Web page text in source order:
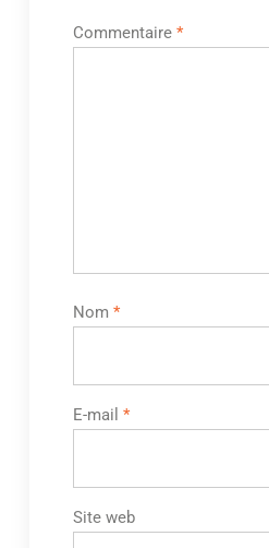
Commentaire *
Nom *
E-mail *
Site web